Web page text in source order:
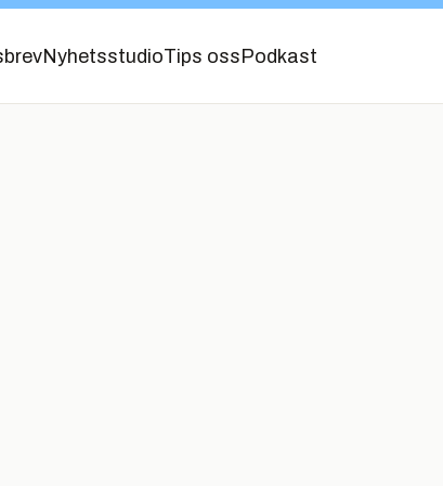
NyhetsstudioTips oss Podkast